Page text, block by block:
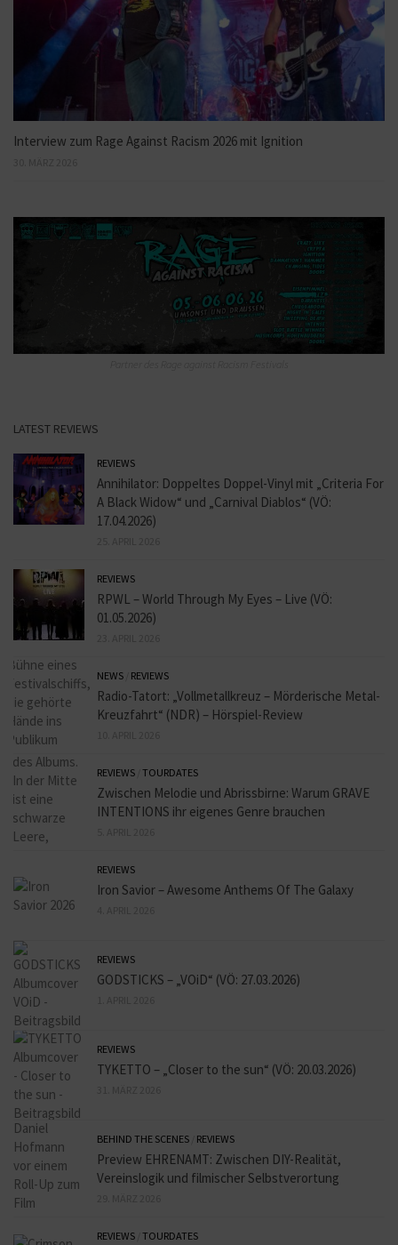
Interview zum Rage Against Racism 2026 mit Ignition
LATEST REVIEWS
REVIEWS
Annihilator: Doppeltes Doppel-Vinyl mit „Criteria For
A Black Widow“ und „Carnival Diablos“ (VÖ:
17.04.2026)
REVIEWS
RPWL – World Through My Eyes – Live (VÖ:
01.05.2026)
NEWS REVIEWS
Radio-Tatort: „Vollmetallkreuz – Mörderische Metal-
Kreuzfahrt“ (NDR) – Hörspiel-Review
REVIEWS TOURDATES
Zwischen Melodie und Abrissbirne: Warum GRAVE
INTENTIONS ihr eigenes Genre brauchen
REVIEWS
Iron Savior – Awesome Anthems Of The Galaxy
REVIEWS
GODSTICKS – „VOiD“ (VÖ: 27.03.2026)
REVIEWS
TYKETTO – „Closer to the sun“ (VÖ: 20.03.2026)
BEHIND THE SCENES REVIEWS
Preview EHRENAMT: Zwischen DIY-Realität,
Vereinslogik und filmischer Selbstverortung
REVIEWS TOURDATES